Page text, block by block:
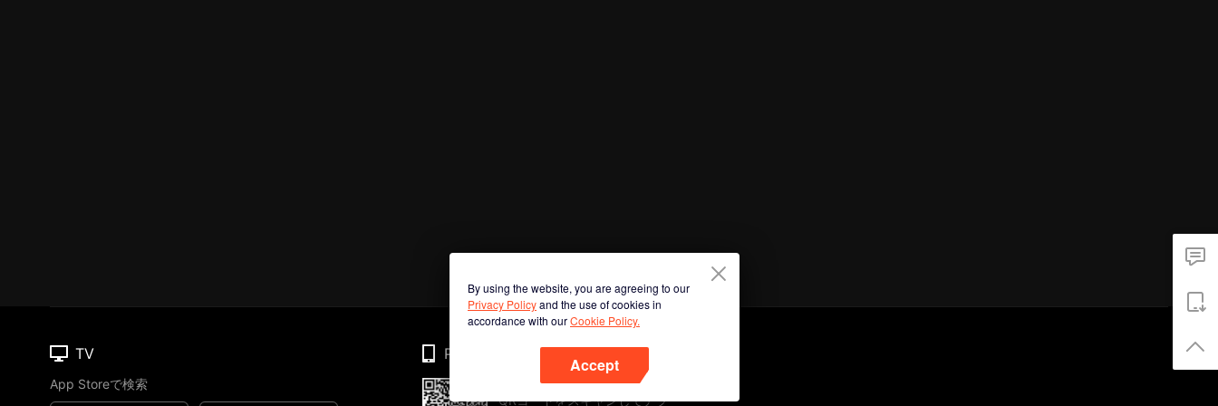
By using the website, you are agreeing to our
Privacy Policyand the use of cookies in
accordance with ourCookie Policy.
Accept
TV
App Storeで検索
Phone
QRコードをスキャンしてアプ